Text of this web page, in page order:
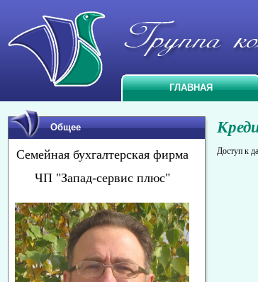
ГЛАВНАЯ
Общее
Семейная бухгалтерская фирма
ЧП "Запад-сервис плюс"
Доступ к